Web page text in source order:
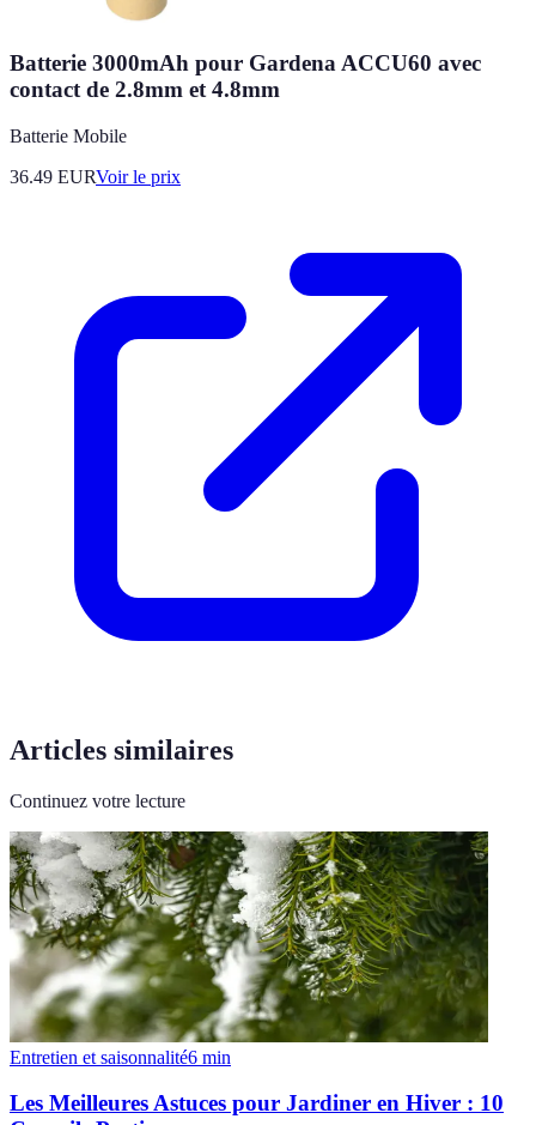
Batterie 3000mAh pour Gardena ACCU60 avec
contact de 2.8mm et 4.8mm
Batterie Mobile
36.49 EURVoir le prix
Articles similaires
Continuez votre lecture
Entretien et saisonnalité6 min
Les Meilleures Astuces pour Jardiner en Hiver : 10